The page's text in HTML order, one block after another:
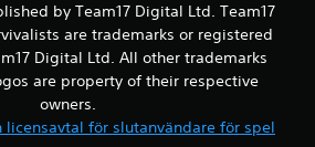
by Team17 Digital Ltd. Team17
are trademarks or registered
Digital Ltd. All other trademarks
are property of their respective
owners.
licensavtal för slutanvändare för spel